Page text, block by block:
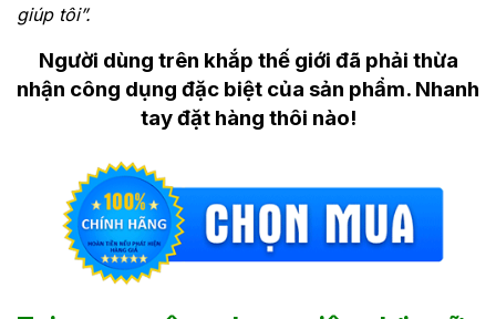
giúp tôi”.
Người dùng trên khắp thế giới đã phải thừa
nhận công dụng đặc biệt của sản phẩm. Nhanh
tay đặt hàng thôi nào!